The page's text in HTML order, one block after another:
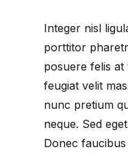
Integer nisl
porttitor
posuere felis at
feugiat velit
nunc pretium
neque. Sed
Donec